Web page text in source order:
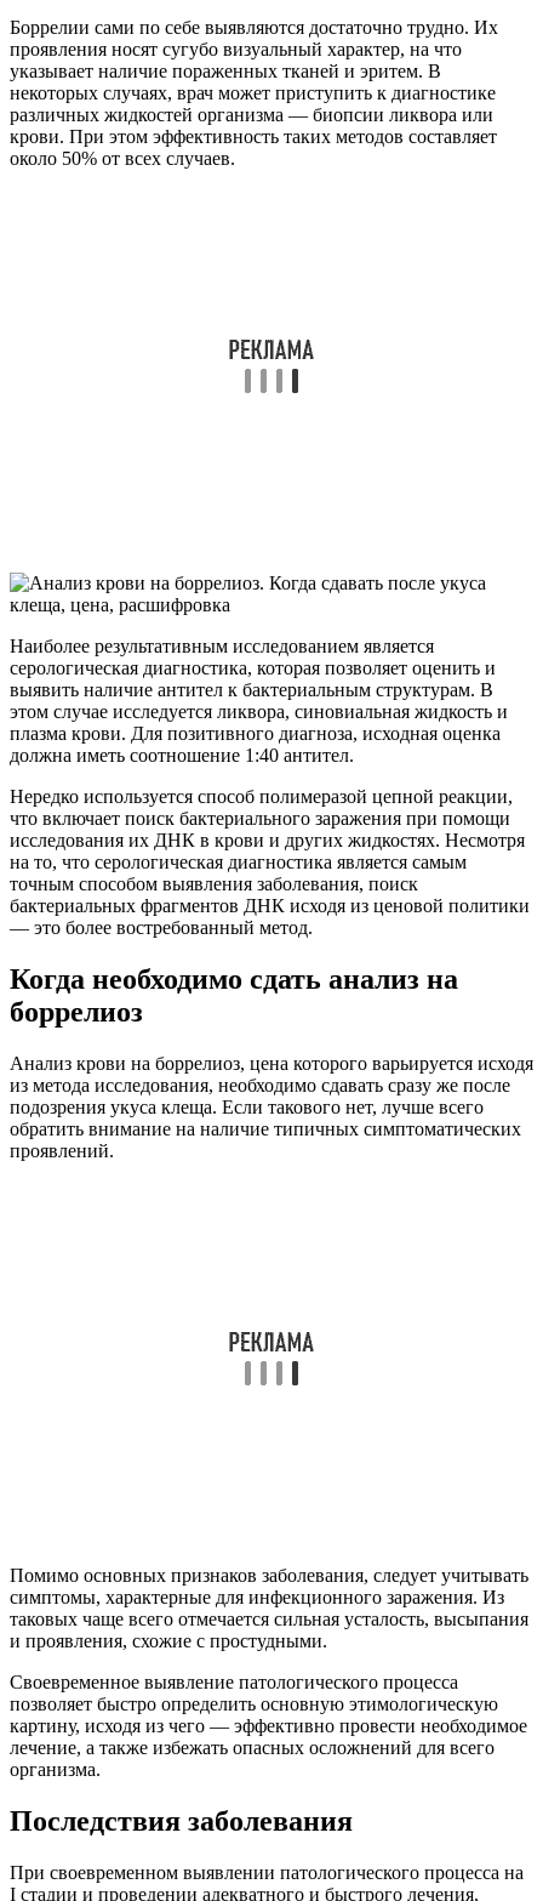
Боррелии сами по себе выявляются достаточно трудно. Их
проявления носят сугубо визуальный характер, на что
указывает наличие пораженных тканей и эритем. В
некоторых случаях, врач может приступить к диагностике
различных жидкостей организма — биопсии ликвора или
крови. При этом эффективность таких методов составляет
около 50% от всех случаев.
Наиболее результативным исследованием является
серологическая диагностика, которая позволяет оценить и
выявить наличие антител к бактериальным структурам. В
этом случае исследуется ликвора, синовиальная жидкость и
плазма крови. Для позитивного диагноза, исходная оценка
должна иметь соотношение 1:40 антител.
Нередко используется способ полимеразой цепной реакции,
что включает поиск бактериального заражения при помощи
исследования их ДНК в крови и других жидкостях. Несмотря
на то, что серологическая диагностика является самым
точным способом выявления заболевания, поиск
бактериальных фрагментов ДНК исходя из ценовой политики
— это более востребованный метод.
Когда необходимо сдать анализ на
боррелиоз
Анализ крови на боррелиоз, цена которого варьируется исходя
из метода исследования, необходимо сдавать сразу же после
подозрения укуса клеща. Если такового нет, лучше всего
обратить внимание на наличие типичных симптоматических
проявлений.
Помимо основных признаков заболевания, следует учитывать
симптомы, характерные для инфекционного заражения. Из
таковых чаще всего отмечается сильная усталость, высыпания
и проявления, схожие с простудными.
Своевременное выявление патологического процесса
позволяет быстро определить основную этимологическую
картину, исходя из чего — эффективно провести необходимое
лечение, а также избежать опасных осложнений для всего
организма.
Последствия заболевания
При своевременном выявлении патологического процесса на
I стадии и проведении адекватного и быстрого лечения,